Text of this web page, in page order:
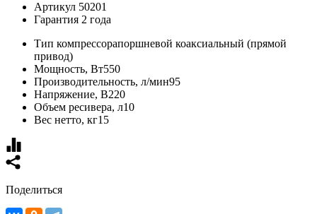
Артикул 50201
Гарантия 2 года
Тип компрессорапоршневой коаксиальный (прямой
привод)
Мощность, Вт550
Производительность, л/мин95
Напряжение, В220
Объем ресивера, л10
Вес нетто, кг15
Поделиться